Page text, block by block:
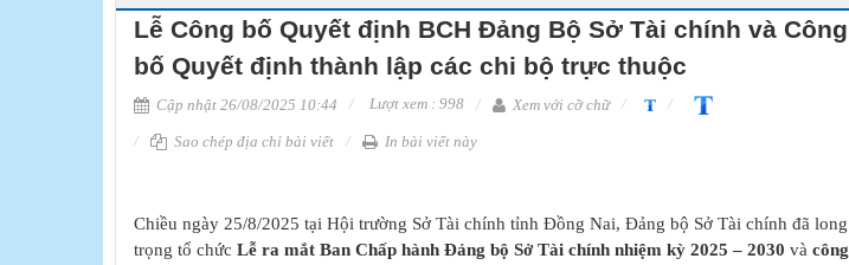
Lễ Công bố Quyết định BCH Đảng Bộ Sở Tài chính và Công
bố Quyết định thành lập các chi bộ trực thuộc
Cập nhật 26/08/2025 10:44 Lượt xem : 998 Xem với cỡ chữ
Sao chép địa chỉ bài viết In bài viết này
Chiều ngày 25/8/2025 tại Hội trường Sở Tài chính tỉnh Đồng Nai, Đảng bộ Sở Tài chính đã long
trọng tổ chức Lễ ra mắt Ban Chấp hành Đảng bộ Sở Tài chính nhiệm kỳ 2025 – 2030 và công